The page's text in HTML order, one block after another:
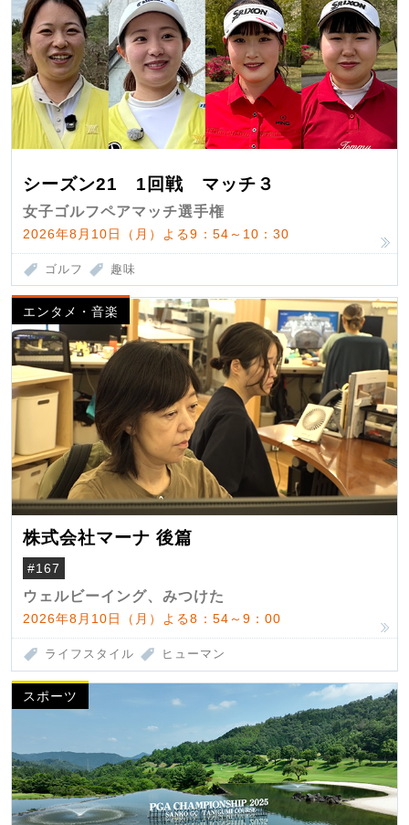
シーズン21 1回戦 マッチ３
女子ゴルフペアマッチ選手権
2026年8月10日（月）よる9：54～10：30
ゴルフ 趣味
エンタメ・音楽
株式会社マーナ 後篇
#167
ウェルビーイング、みつけた
2026年8月10日（月）よる8：54～9：00
ライフスタイル ヒューマン
スポーツ